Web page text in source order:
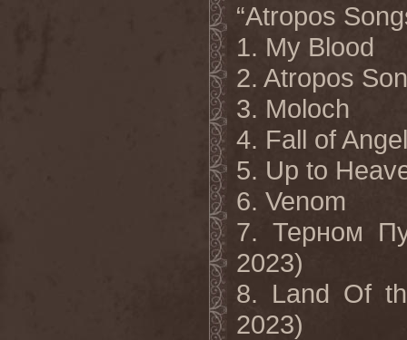
“Atropos
1. My Blood
2. Atropos
3. Moloch
4. Fall of
5. Up to
6. Venom
7. Терном
2023)
8. Land Of
2023)